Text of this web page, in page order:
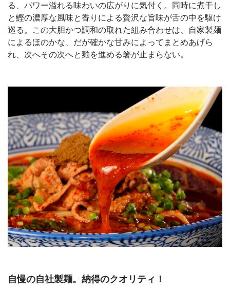
る、パワー溢れる味わいの広がりに気付く。同時に煮干し
と鰹の濃厚な風味と香りによる贅沢な旨味が舌の中を駆け
巡る。この大胆かつ調和の取れた組み合わせは、自家製麺
によるほのかな、だが確かな甘みによってまとめあげら
れ、次へその次へと麺を進める箸が止まらない。
自慢の自社製麺。納得のクオリティ！